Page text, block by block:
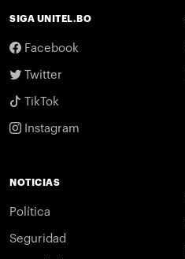
SIGA UNITEL.BO
Facebook
Twitter
TikTok
Instagram
NOTICIAS
Política
Seguridad